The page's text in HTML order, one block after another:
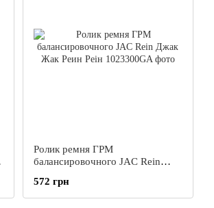
Ролик ремня ГРМ
балансировочного JAC Rein
572 грн